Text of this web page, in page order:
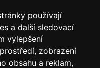
používají
a další sledovací
vylepšení
zobrazení
obsahu a reklam,